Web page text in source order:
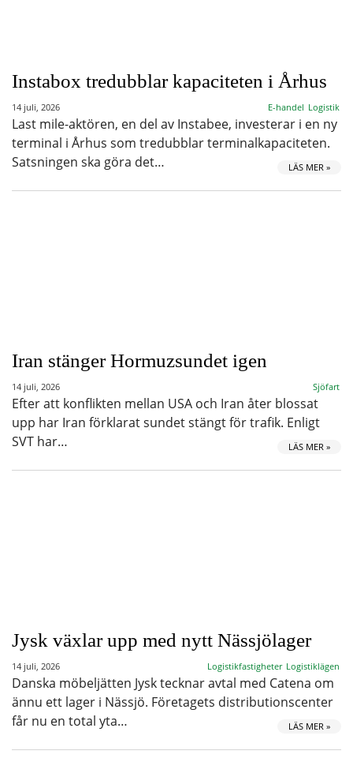
Instabox tredubblar kapaciteten i Århus
14 juli, 2026 E-handel Logistik
Last mile-aktören, en del av Instabee, investerar i en ny
terminal i Århus som tredubblar terminalkapaciteten.
Satsningen ska göra det…
LÄS MER »
Iran stänger Hormuzsundet igen
14 juli, 2026 Sjöfart
Efter att konflikten mellan USA och Iran åter blossat
upp har Iran förklarat sundet stängt för trafik. Enligt
SVT har…
LÄS MER »
Jysk växlar upp med nytt Nässjölager
14 juli, 2026 Logistikfastigheter Logistiklägen
Danska möbeljätten Jysk tecknar avtal med Catena om
ännu ett lager i Nässjö. Företagets distributionscenter
får nu en total yta…
LÄS MER »